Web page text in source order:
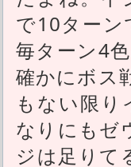
で10ター
毎ターン4
確かにボス
もない限
なりにもゼ
ジは足りて